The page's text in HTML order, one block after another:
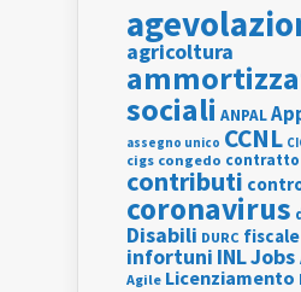
agricoltura
sociali ANPAL
assegno unico CCNL
cigs congedo
contributi
coronavirus
Disabili DURC fiscale
infortuni INLJobs
Agile Licenziamento